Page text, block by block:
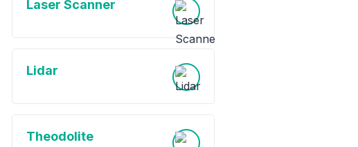
Laser Scanner
Lidar
Theodolite